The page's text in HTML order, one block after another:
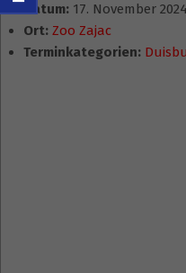
Datum: 17. November 2024
Ort: Zoo Zajac
Terminkategorien: